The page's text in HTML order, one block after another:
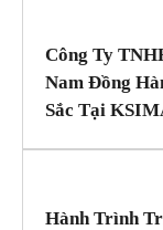
Công Ty
Nam Đồng
Sắc Tại
Hành Trình